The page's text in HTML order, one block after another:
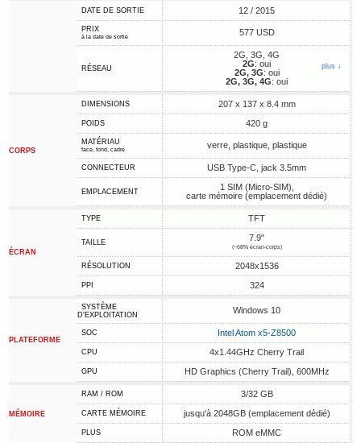
DATE DE SORTIE 12 / 2015
PRIX
à la date de sortie 577 USD
RÉSEAU
2G, 3G, 4G
plus ↓
2G: oui
2G, 3G: oui
2G, 3G, 4G: oui
CORPS
DIMENSIONS 207 x 137 x 8.4 mm
POIDS 420 g
MATÉRIAU
face, fond, cadre verre, plastique, plastique
CONNECTEUR USB Type-C, jack 3.5mm
EMPLACEMENT
1 SIM (Micro-SIM),
carte mémoire (emplacement dédié)
ÉCRAN
TYPE TFT
TAILLE 7.9"
(~68% écran-corps)
RÉSOLUTION 2048x1536
PPI 324
PLATEFORME
SYSTÈME
D'EXPLOITATION
Windows 10
SOC Intel Atom x5-Z8500
CPU 4x1.44GHz Cherry Trail
GPU HD Graphics (Cherry Trail), 600MHz
MÉMOIRE
RAM / ROM 3/32 GB
CARTE MÉMOIRE jusqu'à 2048GB (emplacement dédié)
PLUS ROM eMMC